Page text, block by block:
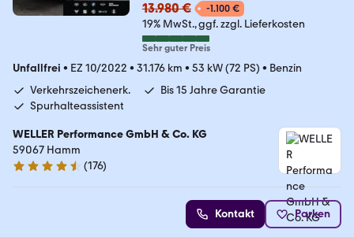
13.980 €
-1.100 €
19% MwSt. ggf. zzgl. Lieferkosten
Sehr guter Preis
Unfallfrei • EZ 10/2022 • 31.176 km • 53 kW (72 PS) • Benzin
Verkehrszeichenerk.
Bis 15 Jahre Garantie
Spurhalteassistent
WELLER Performance GmbH & Co. KG
59067 Hamm
4.6 Sterne
(176)
Kontakt Parken